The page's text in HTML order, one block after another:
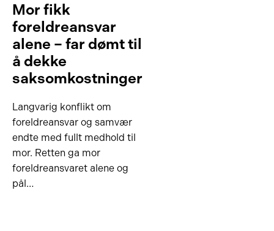
Mor fikk
foreldreansvar
alene – far dømt til
å dekke
saksomkostninger
Langvarig konflikt om
foreldreansvar og samvær
endte med fullt medhold til
mor. Retten ga mor
foreldreansvaret alene og
pål…